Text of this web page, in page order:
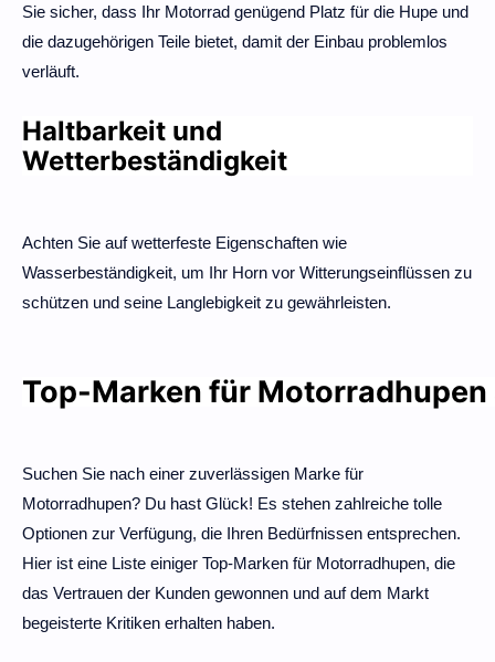
Sie sicher, dass Ihr Motorrad genügend Platz für die Hupe und
die dazugehörigen Teile bietet, damit der Einbau problemlos
verläuft.
Haltbarkeit und
Wetterbeständigkeit
Achten Sie auf wetterfeste Eigenschaften wie
Wasserbeständigkeit, um Ihr Horn vor Witterungseinflüssen zu
schützen und seine Langlebigkeit zu gewährleisten.
Top-Marken für
Suchen Sie nach einer zuverlässigen Marke für
Motorradhupen? Du hast Glück! Es stehen zahlreiche tolle
Optionen zur Verfügung, die Ihren Bedürfnissen entsprechen.
Hier ist eine Liste einiger Top-Marken für Motorradhupen, die
das Vertrauen der Kunden gewonnen und auf dem Markt
begeisterte Kritiken erhalten haben.